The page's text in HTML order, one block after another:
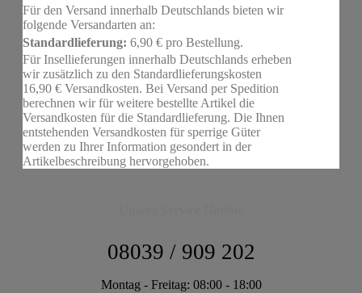
Für den Versand innerhalb Deutschlands bieten wir
folgende Versandarten an:
Standardlieferung: 6,90 € pro Bestellung.
Für Insellieferungen innerhalb Deutschlands erheben
wir zusätzlich zu den Standardlieferungskosten
16,90 € Versandkosten. Bei Versand per Spedition
berechnen wir für weitere bestellte Artikel die
Versandkosten für die Standardlieferung. Die Ihnen
entstehenden Versandkosten für sperrige Güter
werden zu Ihrer Information gesondert in der
Artikelbeschreibung hervorgehoben.
08039 / 909 202
Montag - Freitag: 08:00 - 18:00